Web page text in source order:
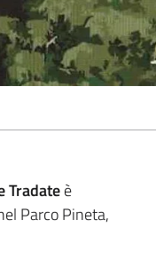
Tradateè
Parco Pineta,